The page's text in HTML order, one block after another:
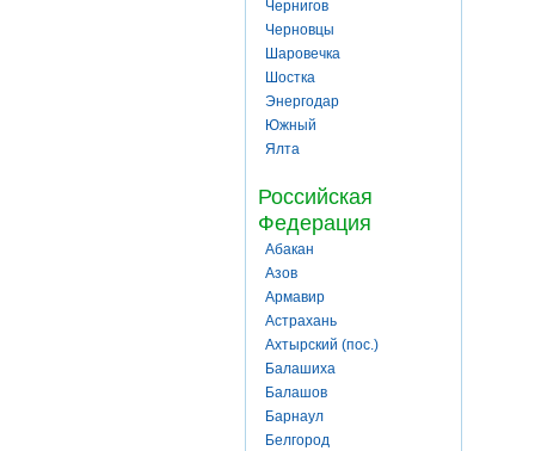
Чернигов
Черновцы
Шаровечка
Шостка
Энергодар
Южный
Ялта
Российская
Федерация
Абакан
Азов
Армавир
Астрахань
Ахтырский (пос.)
Балашиха
Балашов
Барнаул
Белгород